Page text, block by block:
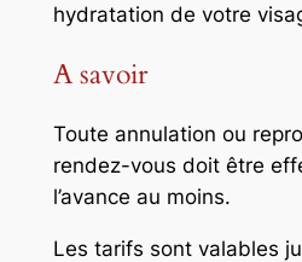
hydratation de votre
A savoir
Toute annulation ou
rendez-vous doit être
l’avance au moins.
Les tarifs sont valables